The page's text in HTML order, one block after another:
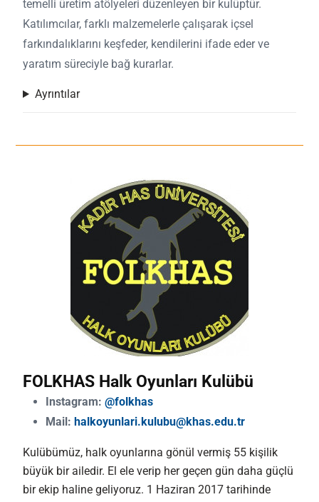
temelli üretim atölyeleri düzenleyen bir kulüptür.
Katılımcılar, farklı malzemelerle çalışarak içsel
farkındalıklarını keşfeder, kendilerini ifade eder ve
yaratım süreciyle bağ kurarlar.
Ayrıntılar
FOLKHAS Halk Oyunları Kulübü
Instagram: @folkhas
Mail: halkoyunlari.kulubu@khas.edu.tr
Kulübümüz, halk oyunlarına gönül vermiş 55 kişilik
büyük bir ailedir. El ele verip her geçen gün daha güçlü
bir ekip haline geliyoruz. 1 Haziran 2017 tarihinde